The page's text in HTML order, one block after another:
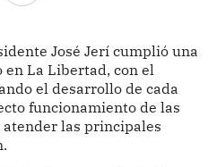
José Jerí cumplió una
La Libertad, con el
el desarrollo de cada
funcionamiento de las
las principales